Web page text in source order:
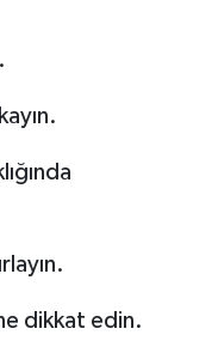
dikkat edin.